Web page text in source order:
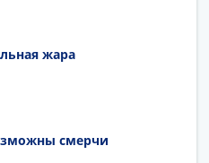
жара
смерчи